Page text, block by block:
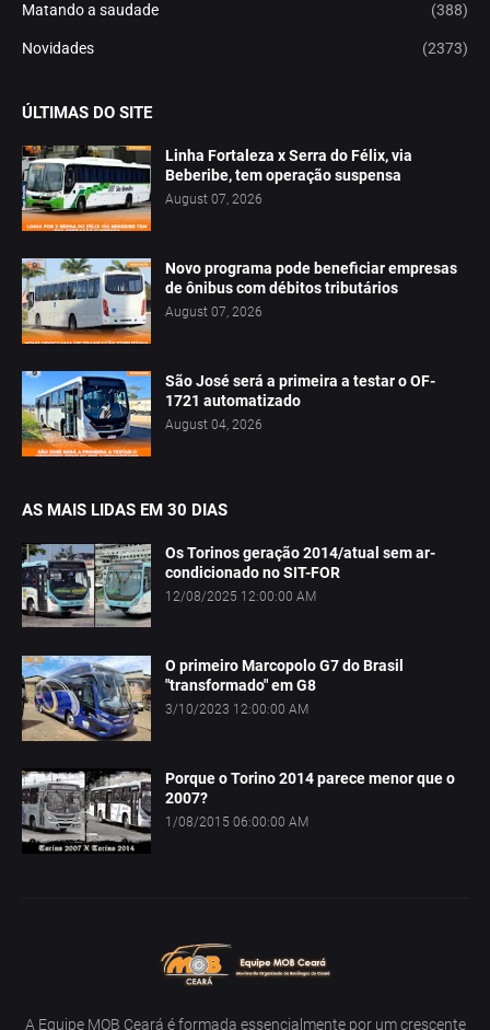
Matando a saudade (388)
Novidades (2373)
ÚLTIMAS DO SITE
Linha Fortaleza x Serra do Félix, via
Beberibe, tem operação suspensa
August 07, 2026
Novo programa pode beneficiar empresas
de ônibus com débitos tributários
August 07, 2026
São José será a primeira a testar o OF-
1721 automatizado
August 04, 2026
AS MAIS LIDAS EM 30 DIAS
Os Torinos geração 2014/atual sem ar-
condicionado no SIT-FOR
12/08/2025 12:00:00 AM
O primeiro Marcopolo G7 do Brasil
"transformado" em G8
3/10/2023 12:00:00 AM
Porque o Torino 2014 parece menor que o
2007?
1/08/2015 06:00:00 AM
A Equipe MOB Ceará é formada essencialmente por um crescente